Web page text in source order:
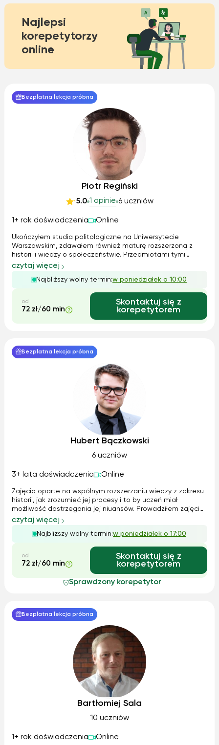
Najlepsi
korepetytorzy
online
Bezpłatna lekcja próbna
Piotr Regiński
5.0 1 opinie 6 uczniów
1+ rok doświadczenia Online
Ukończyłem studia politologiczne na Uniwersytecie
Warszawskim, zdawałem również maturę rozszerzoną z
historii i wiedzy o społeczeństwie. Przedmiotami tymi
interesowałem się również hobbistycznie. Jestem w stanie
nie tylko przekazać wiedzę, pomóc zrozumieć czy
powtórzyć dane zagadnienie, ale również ...
czytaj więcej
Najbliższy wolny termin:w poniedziałek o 10:00
od
72 zł/60 min
Skontaktuj się z
korepetytorem
Bezpłatna lekcja próbna
Hubert Bączkowski
6 uczniów
3+ lata doświadczenia Online
Zajęcia oparte na wspólnym rozszerzaniu wiedzy z zakresu
historii, jak zrozumieć jej procesy i to by uczeń miał
możliwość dostrzegania jej niuansów. Prowadziłem zajęcia
z historii zarówno dla szkoły podstawowej jak i w formacie
rozszerzonych w klasach szkoły średniej. Uczniowie często
mają problem z historią z powodu iście pruskich metod
nauczania tego przedmiotu i braku czasu w systemie
edukacji na dokładne wyjaśnienie tematu.
czytaj więcej
Najbliższy wolny termin:w poniedziałek o 17:00
od
72 zł/60 min
Skontaktuj się z
korepetytorem
Sprawdzony korepetytor
Bezpłatna lekcja próbna
Bartłomiej Sala
10 uczniów
1+ rok doświadczenia Online